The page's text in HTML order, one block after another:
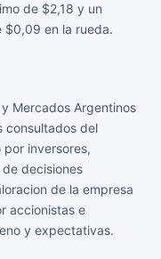
de $2,18 y un
$0,09 en la rueda.
Mercados Argentinos
consultados del
inversores,
decisiones
de la empresa
accionistas e
y expectativas.